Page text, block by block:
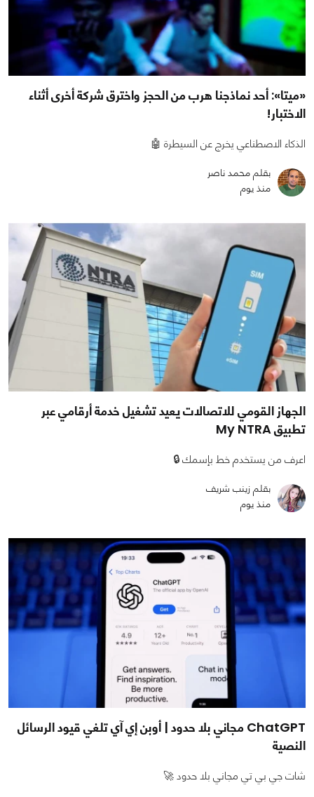
«ميتا»: أحد نماذجنا هرب من الحجز واخترق شركة أخرى أثناء
الاختبار!
الذكاء الاصطناعي يخرج عن السيطرة 🤖
بقلم محمد ناصر
منذ يوم
الجهاز القومي للاتصالات يعيد تشغيل خدمة أرقامي عبر
تطبيق My NTRA
اعرف من يستخدم خط بإسمك 🔒
بقلم زينب شريف
منذ يوم
ChatGPT مجاني بلا حدود | أوبن إي آي تلغي قيود الرسائل
النصية
شات جي بي تي مجاني بلا حدود 🚀